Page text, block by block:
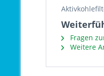
Fragen
Weitere